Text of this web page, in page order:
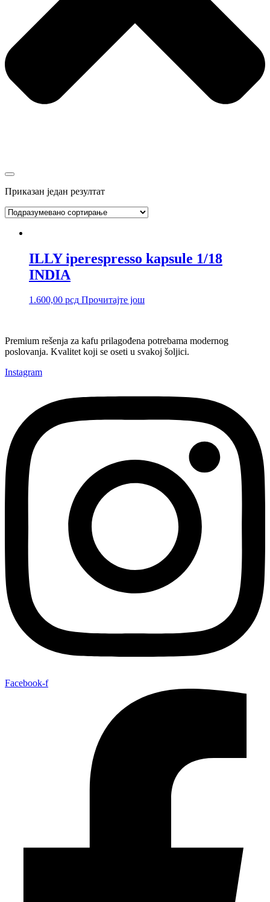
Приказан један резултат
ILLY iperespresso kapsule 1/18
INDIA
1.600,00 рсд Прочитајте још
Premium rešenja za kafu prilagođena potrebama modernog
poslovanja. Kvalitet koji se oseti u svakoj šoljici.
Instagram
Facebook-f